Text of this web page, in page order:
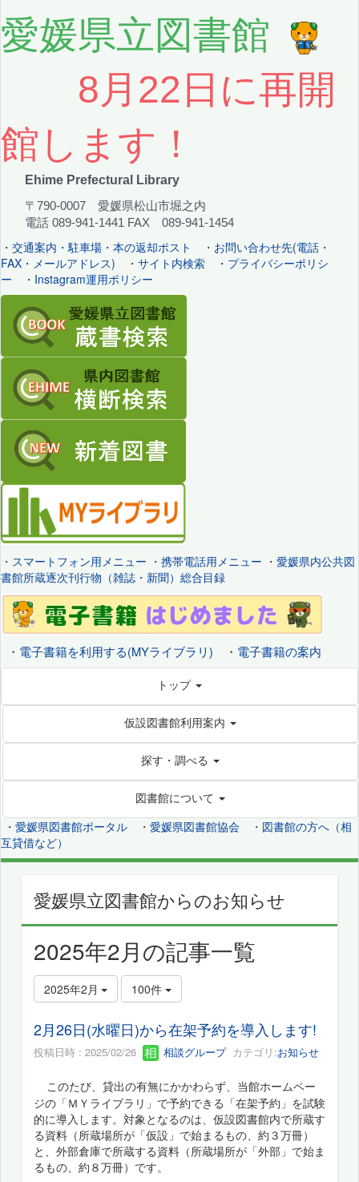
愛媛県立図書館
8月22日に再開
館します！
Ehime Prefectural Library
〒790-0007 愛媛県松山市堀之内
電話 089-941-1441 FAX 089-941-1454
・ 交通案内・駐車場・本の返却ポスト ・ お問い合わせ先(電話・
FAX・メールアドレス) ・ サイト内検索 ・ プライバシーポリシ
ー ・ Instagram運用ポリシー
・ スマートフォン用メニュー ・ 携帯電話用メニュー ・ 愛媛県内公共図
書館所蔵逐次刊行物（雑誌・新聞）総合目録
・ 電子書籍を利用する(MYライブラリ) ・ 電子書籍の案内
トップ
仮設図書館利用案内
探す・調べる
図書館について
・ 愛媛県図書館ポータル ・ 愛媛県図書館協会 ・ 図書館の方へ（相
互貸借など）
愛媛県立図書館からのお知らせ
2025年2月の記事一覧
2025年2月 100件
2月26日(水曜日)から在架予約を導入します!
投稿日時 : 2025/02/26 相談グループカテゴリ:お知らせ
このたび、貸出の有無にかかわらず、当館ホームペー
ジの「ＭＹライブラリ」で予約できる「在架予約」を試験
的に導入します。対象となるのは、仮設図書館内で所蔵す
る資料（所蔵場所が「仮設」で始まるもの、約３万冊）
と、外部倉庫で所蔵する資料（所蔵場所が「外部」で始ま
るもの、約８万冊）です。